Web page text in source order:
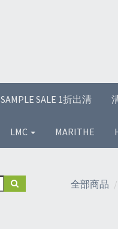
SAMPLE SALE 1折出清
LMC MARITHE
全部商品